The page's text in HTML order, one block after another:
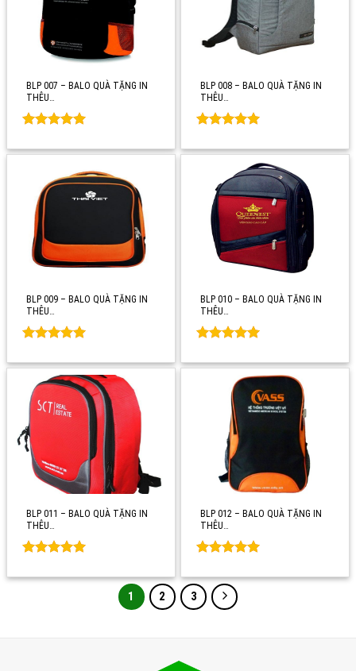
BLP 007 – BALO QUÀ TẶNG IN
THÊU…
out of 5
BLP 008 – BALO QUÀ TẶNG IN
THÊU…
out of 5
BLP 009 – BALO QUÀ TẶNG IN
THÊU…
out of 5
BLP 010 – BALO QUÀ TẶNG IN
THÊU…
out of 5
BLP 011 – BALO QUÀ TẶNG IN
THÊU…
out of 5
BLP 012 – BALO QUÀ TẶNG IN
THÊU…
out of 5
1 2 3